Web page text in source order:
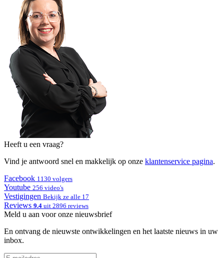
Heeft u een vraag?
Vind je antwoord snel en makkelijk op onze klantenservice pagina.
Facebook 1130 volgers
Youtube 256 video's
Vestigingen Bekijk ze alle 17
Reviews 9.4 uit 2896 reviews
Meld u aan voor onze nieuwsbrief
En ontvang de nieuwste ontwikkelingen en het laatste nieuws in uw
inbox.